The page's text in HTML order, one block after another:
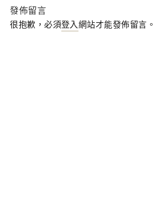
發佈留言
很抱歉，必須登入網站才能發佈留言。